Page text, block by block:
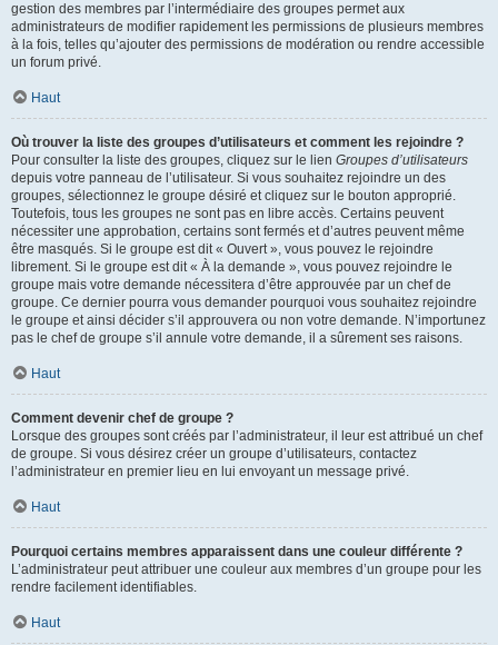
gestion des membres par l’intermédiaire des groupes permet aux
administrateurs de modifier rapidement les permissions de plusieurs membres
à la fois, telles qu’ajouter des permissions de modération ou rendre accessible
un forum privé.
Haut
Où trouver la liste des groupes d’utilisateurs et comment les rejoindre ?
Pour consulter la liste des groupes, cliquez sur le lien Groupes d’utilisateurs
depuis votre panneau de l’utilisateur. Si vous souhaitez rejoindre un des
groupes, sélectionnez le groupe désiré et cliquez sur le bouton approprié.
Toutefois, tous les groupes ne sont pas en libre accès. Certains peuvent
nécessiter une approbation, certains sont fermés et d’autres peuvent même
être masqués. Si le groupe est dit « Ouvert », vous pouvez le rejoindre
librement. Si le groupe est dit « À la demande », vous pouvez rejoindre le
groupe mais votre demande nécessitera d’être approuvée par un chef de
groupe. Ce dernier pourra vous demander pourquoi vous souhaitez rejoindre
le groupe et ainsi décider s’il approuvera ou non votre demande. N’importunez
pas le chef de groupe s’il annule votre demande, il a sûrement ses raisons.
Haut
Comment devenir chef de groupe ?
Lorsque des groupes sont créés par l’administrateur, il leur est attribué un chef
de groupe. Si vous désirez créer un groupe d’utilisateurs, contactez
l’administrateur en premier lieu en lui envoyant un message privé.
Haut
Pourquoi certains membres apparaissent dans une couleur différente ?
L’administrateur peut attribuer une couleur aux membres d’un groupe pour les
rendre facilement identifiables.
Haut